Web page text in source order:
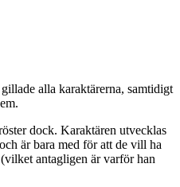
alla karaktärerna, samtidigt
dock. Karaktären utvecklas
är bara med för att de vill ha
antagligen är varför han